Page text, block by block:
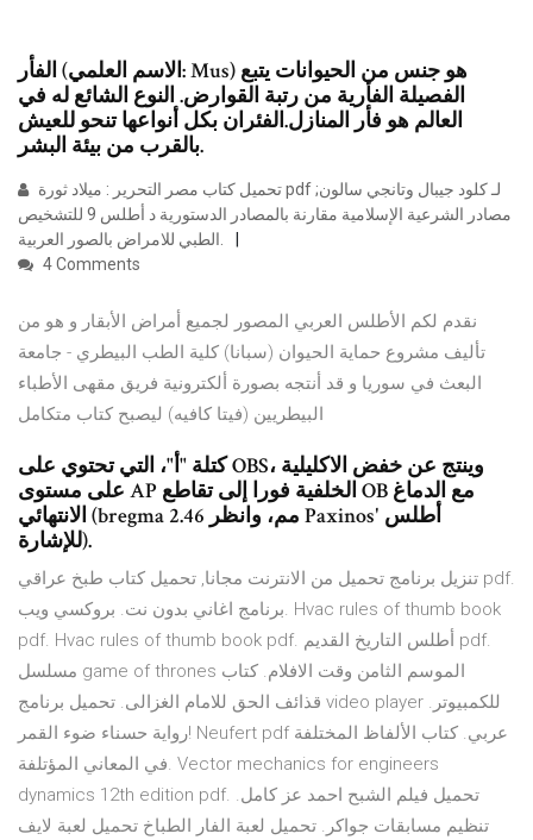
الفأر (الاسم العلمي: Mus) هو جنس من الحيوانات يتبع
الفصيلة الفأرية من رتبة القوارض. النوع الشائع له في
العالم هو فأر المنازل.الفئران بكل أنواعها تنحو للعيش
بالقرب من بيئة البشر.
مصادر الشرعية الإسلامية مقارنة بالمصادر الدستورية د أطلس 9 للتشخيص
الطبي للامراض بالصور العربية.
4 Comments
نقدم لكم الأطلس العربي المصور لجميع أمراض الأبقار و هو من
تأليف مشروع حماية الحيوان (سبانا) كلية الطب البيطري - جامعة
البعث في سوريا و قد أنتجه بصورة ألكترونية فريق مقهى الأطباء
البيطريين (فيتا كافيه) ليصبح كتاب متكامل
كتلة "أ"، التي تحتوي على OBS، وينتج عن خفض الاكليلية
على مستوى AP الخلفية فورا إلى تقاطع OB مع الدماغ
الانتهائي (bregma 2.46 مم، وانظر Paxinos' أطلس
للإشارة).
تنزيل برنامج تحميل من الانترنت مجانا, تحميل كتاب طبخ عراقي pdf.
برنامج اغاني بدون نت. بروكسي ويب. Hvac rules of thumb book
pdf. Hvac rules of thumb book pdf. أطلس التاريخ القديم pdf.
مسلسل game of thrones الموسم الثامن وقت الافلام. كتاب
قذائف الحق للامام الغزالى. تحميل برنامج video player للكمبيوتر.
رواية حسناء ضوء القمر! Neufert pdf عربي. كتاب الألفاظ المختلفة
في المعاني المؤتلفة. Vector mechanics for engineers
dynamics 12th edition pdf. تحميل فيلم الشبح احمد عز كامل.
تنظيم مسابقات جواكر. تحميل لعبة الفار الطباخ تحميل لعبة لايف